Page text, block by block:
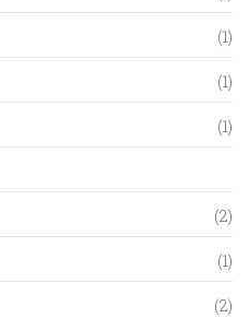
(1)
(1)
(1)
(2)
(1)
(2)